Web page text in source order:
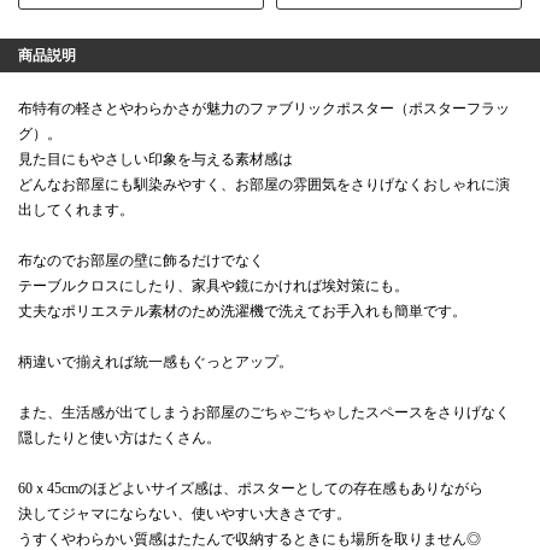
商品説明
布特有の軽さとやわらかさが魅力のファブリックポスター（ポスターフラッ
グ）。
見た目にもやさしい印象を与える素材感は
どんなお部屋にも馴染みやすく、お部屋の雰囲気をさりげなくおしゃれに演
出してくれます。
布なのでお部屋の壁に飾るだけでなく
テーブルクロスにしたり、家具や鏡にかければ埃対策にも。
丈夫なポリエステル素材のため洗濯機で洗えてお手入れも簡単です。
柄違いで揃えれば統一感もぐっとアップ。
また、生活感が出てしまうお部屋のごちゃごちゃしたスペースをさりげなく
隠したりと使い方はたくさん。
60ｘ45cmのほどよいサイズ感は、ポスターとしての存在感もありながら
決してジャマにならない、使いやすい大きさです。
うすくやわらかい質感はたたんで収納するときにも場所を取りません◎